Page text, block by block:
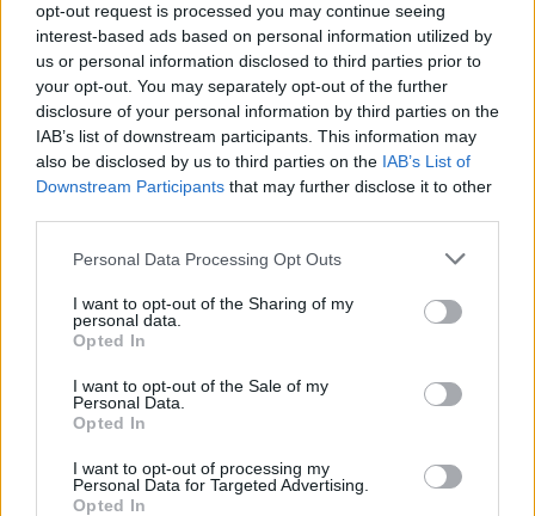
opt-out request is processed you may continue seeing
interest-based ads based on personal information utilized by
us or personal information disclosed to third parties prior to
your opt-out. You may separately opt-out of the further
disclosure of your personal information by third parties on the
IAB’s list of downstream participants. This information may
also be disclosed by us to third parties on the IAB’s List of
Downstream Participants that may further disclose it to other
Personal Data Processing Opt Outs
I want to opt-out of the Sharing of my
personal data.
Opted In
I want to opt-out of the Sale of my
Personal Data.
Opted In
I want to opt-out of processing my
Personal Data for Targeted Advertising.
Opted In
Entrato 0 - 0 %
Squalificato 0 - 0%
Infortunato 0 - 0
Inutilizzato 37 - 100%
Scarica riepilogo
Giornata
LAZ 6-1 SPE